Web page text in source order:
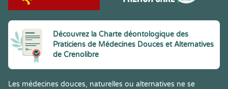
Découvrez la Charte déontologique des
Praticiens de Médecines Douces et Alternatives
de Crenolibre
Les médecines douces, naturelles ou alternatives ne se